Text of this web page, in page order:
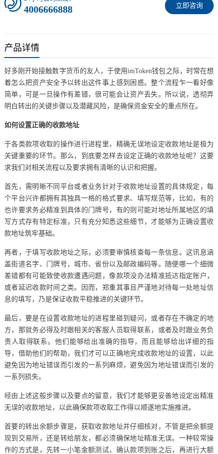
立即咨询
4006666888
产品详情
好多刚开始接触数字货币的友人，于使用imToken钱包之际，时常在想
着怎么把资产安全予以转出这件事上感到困惑。整个流程乍一看好像
简单，可是一旦操作有差错，很可能会让资产丢失。所以说，透彻弄
明白转出的关键步骤以及潜藏风险，是确保资金安全的重点所在。
如何设置正确的收款地址
于各类款项收取的操作进行进程里，精确无误地设定收款地址是极为
关键重要的环节。那么，到底要怎样去设定正确的收款地址呢？这要
求我们对相关流程以及要求拥有清晰的认识和把握。
首先，需明晰不同平台或者业务针对于收款地址设置的具体规定，每
个平台兴许都拥有其独具一格的格式要求、填写规范等，比如，有的
也许要求务必精准到具体的门牌号，有的则可能对地址所属地区的填
写方式存有特定标准，只有充分知悉这些细节，才能够为正确设置收
款地址筑牢基础。
再者，于填写收款地址之际，必须要审慎核查每一条信息。这讯息涵
盖街道名字、门牌号，城市、省份以及邮政编码等。随便哪一个细微
差错都有可能致使收款遭遇问题，像款项没办法精准抵达指定账户，
或者延迟收款时间之类。因而，郑重其事且严谨地对待每一处地址信
息的填写，乃是保证收款平稳推进的关键环节。
最后，要是在设置收款地址的进程里碰到疑问，或者存在不确定的地
方，那就务必得及时跟相关的客服人员取得联系，或者及时跟业务负
责人取得联系。他们能够给出准确的指导，而且能够给出详细的指
导，借助他们的帮助，我们才可以正确地完成收款地址的设置，以此
避免因为地址错误而引发的一系列麻烦，避免因为地址错误而引发的
一系列损失。
经由上述这般步骤以及要点的留意，我们才能够更妥善地设定出精准
无误的收款地址，以此确保款项收取工作得以顺遂地实施推进。
首要的转出余额步骤是，获取收款地址并仔细核对，不管是把余额提
现到交易所，还是转给朋友，都必须确保地址精准无误。一种较常操
作的方式是，先转一小笔金额测试，确认款项到账之后，再进行大额